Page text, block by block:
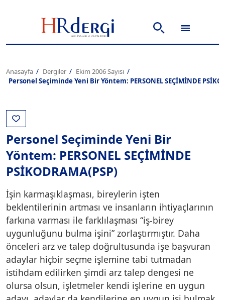
Anasayfa Dergiler
Ekim 2006 Sayısı
Personel Seçiminde Yeni Bir Yöntem: PERSONEL SEÇİMİNDE
Personel Seçiminde Yeni Bir
Yöntem: PERSONEL SEÇİMİNDE
PSİKODRAMA(PSP)
İşin karmaşıklaşması, bireylerin işten
beklentilerinin artması ve insanların ihtiyaçlarının
farkına varması ile farklılaşması “iş-birey
uygunluğunu bulma işini” zorlaştırmıştır. Daha
önceleri arz ve talep doğrultusunda işe başvuran
adaylar hiçbir seçme işlemine tabi tutmadan
istihdam edilirken şimdi arz talep dengesi ne
olursa olsun, işletmeler kendi işlerine en uygun